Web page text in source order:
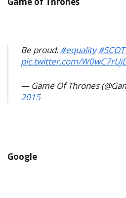
Be proud. #equality
pic.twitter.com/
— Game Of Thrones
2015
Google